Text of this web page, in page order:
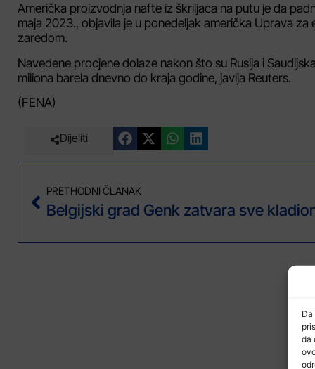
da
Američka proizvodnja nafte iz škriljaca na putu je da
maja 2023., objavila je u ponedeljak američka Uprava
zaredom.
Navedene procjene dolaze nakon što su Rusija i
miliona barela dnevno do kraja godine, javlja Reuters.
(FENA)
Dijeliti
PRETHODNI ČLANAK